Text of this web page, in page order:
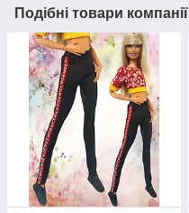
Подібні товари компанії